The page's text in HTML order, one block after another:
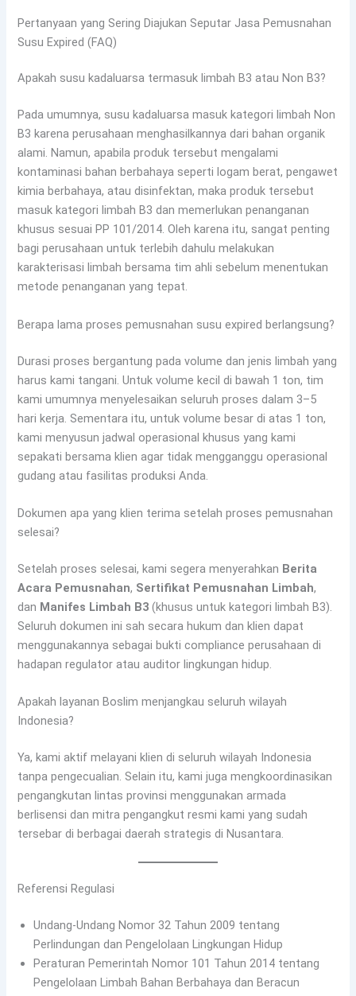
Pertanyaan yang Sering Diajukan Seputar Jasa Pemusnahan
Susu Expired (FAQ)
Apakah susu kadaluarsa termasuk limbah B3 atau Non B3?
Pada umumnya, susu kadaluarsa masuk kategori limbah Non
B3 karena perusahaan menghasilkannya dari bahan organik
alami. Namun, apabila produk tersebut mengalami
kontaminasi bahan berbahaya seperti logam berat, pengawet
kimia berbahaya, atau disinfektan, maka produk tersebut
masuk kategori limbah B3 dan memerlukan penanganan
khusus sesuai PP 101/2014. Oleh karena itu, sangat penting
bagi perusahaan untuk terlebih dahulu melakukan
karakterisasi limbah bersama tim ahli sebelum menentukan
metode penanganan yang tepat.
Berapa lama proses pemusnahan susu expired berlangsung?
Durasi proses bergantung pada volume dan jenis limbah yang
harus kami tangani. Untuk volume kecil di bawah 1 ton, tim
kami umumnya menyelesaikan seluruh proses dalam 3–5
hari kerja. Sementara itu, untuk volume besar di atas 1 ton,
kami menyusun jadwal operasional khusus yang kami
sepakati bersama klien agar tidak mengganggu operasional
gudang atau fasilitas produksi Anda.
Dokumen apa yang klien terima setelah proses pemusnahan
selesai?
Setelah proses selesai, kami segera menyerahkan Berita
Acara Pemusnahan, Sertifikat Pemusnahan Limbah,
dan Manifes Limbah B3 (khusus untuk kategori limbah B3).
Seluruh dokumen ini sah secara hukum dan klien dapat
menggunakannya sebagai bukti compliance perusahaan di
hadapan regulator atau auditor lingkungan hidup.
Apakah layanan Boslim menjangkau seluruh wilayah
Indonesia?
Ya, kami aktif melayani klien di seluruh wilayah Indonesia
tanpa pengecualian. Selain itu, kami juga mengkoordinasikan
pengangkutan lintas provinsi menggunakan armada
berlisensi dan mitra pengangkut resmi kami yang sudah
tersebar di berbagai daerah strategis di Nusantara.
Referensi Regulasi
Undang-Undang Nomor 32 Tahun 2009 tentang
Perlindungan dan Pengelolaan Lingkungan Hidup
Peraturan Pemerintah Nomor 101 Tahun 2014 tentang
Pengelolaan Limbah Bahan Berbahaya dan Beracun